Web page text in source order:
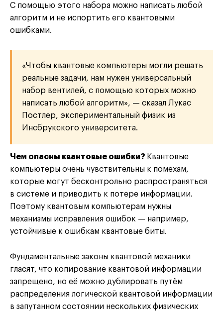
С помощью этого набора можно написать любой
алгоритм и не испортить его квантовыми
ошибками.
«Чтобы квантовые компьютеры могли решать
реальные задачи, нам нужен универсальный
набор вентилей, с помощью которых можно
написать любой алгоритм», — сказал Лукас
Постлер, экспериментальный физик из
Инсбрукского университета.
Чем опасны квантовые ошибки? Квантовые
компьютеры очень чувствительны к помехам,
которые могут бесконтрольно распространяться
в системе и приводить к потере информации.
Поэтому квантовым компьютерам нужны
механизмы исправления ошибок — например,
устойчивые к ошибкам квантовые биты.
Фундаментальные законы квантовой механики
гласят, что копирование квантовой информации
запрещено, но её можно дублировать путём
распределения логической квантовой информации
в запутанном состоянии нескольких физических